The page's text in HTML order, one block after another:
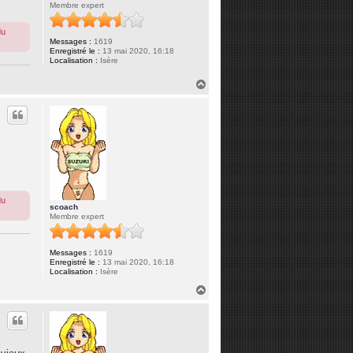
Membre expert
Messages : 1619
Enregistré le : 13 mai 2020, 16:18
Localisation : Isère
scoach
Membre expert
Messages : 1619
Enregistré le : 13 mai 2020, 16:18
Localisation : Isère